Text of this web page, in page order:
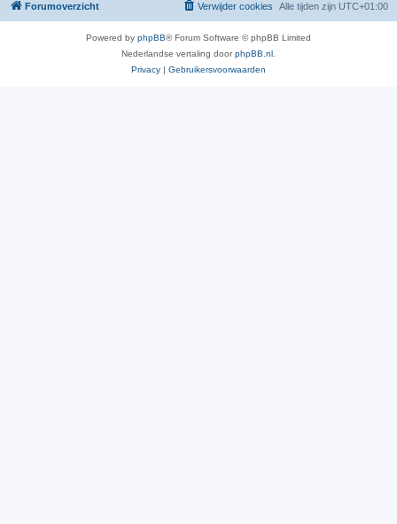
Forumoverzicht Alle tijden zijn UTC+01:00
Verwijder cookies
Powered by phpBB® Forum Software © phpBB Limited
Nederlandse vertaling doorphpBB.nl
Privacy | Gebruikersvoorwaarden